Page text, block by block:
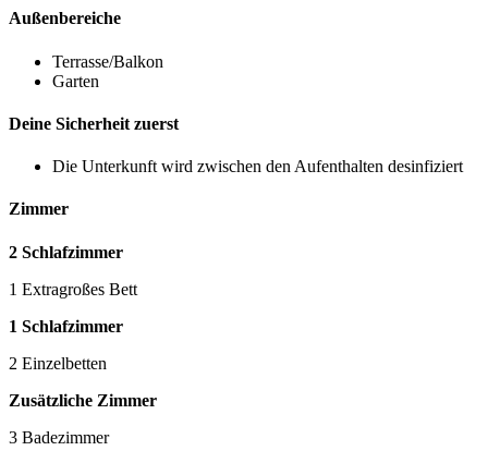
Außenbereiche
Terrasse/Balkon
Garten
Deine Sicherheit zuerst
Die Unterkunft wird zwischen den Aufenthalten desinfiziert
Zimmer
2 Schlafzimmer
1 Extragroßes Bett
1 Schlafzimmer
2 Einzelbetten
Zusätzliche Zimmer
3 Badezimmer